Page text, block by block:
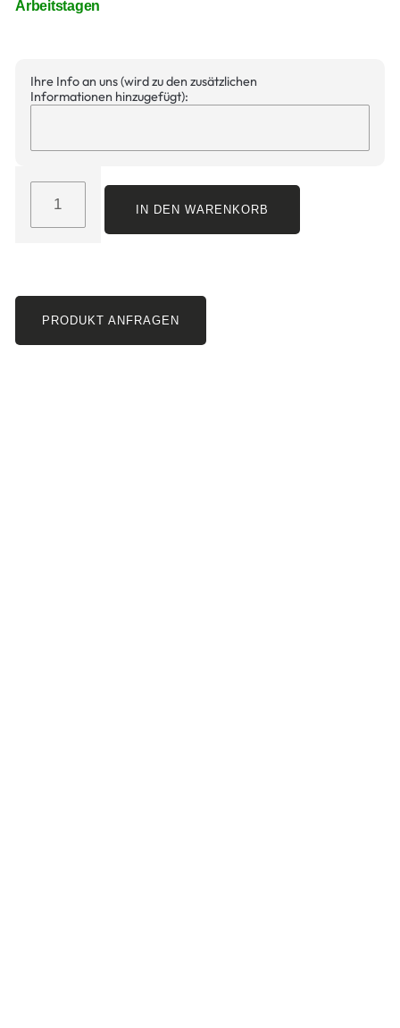
Arbeitstagen
Ihre Info an uns (wird zu den zusätzlichen
Informationen hinzugefügt):
IN DEN WARENKORB
PRODUKT ANFRAGEN